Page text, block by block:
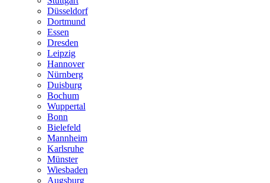
Düsseldorf
Dortmund
Essen
Dresden
Leipzig
Hannover
Nürnberg
Duisburg
Bochum
Wuppertal
Bonn
Bielefeld
Mannheim
Karlsruhe
Münster
Wiesbaden
Augsburg